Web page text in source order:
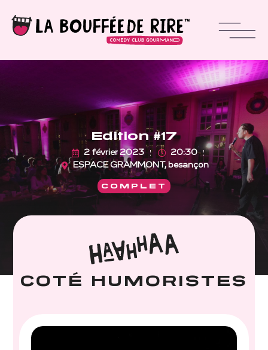
Edition #17
2 février 2023
20:30
ESPACE GRAMMONT, besançon
COMPLET
COTÉ HUMORISTES